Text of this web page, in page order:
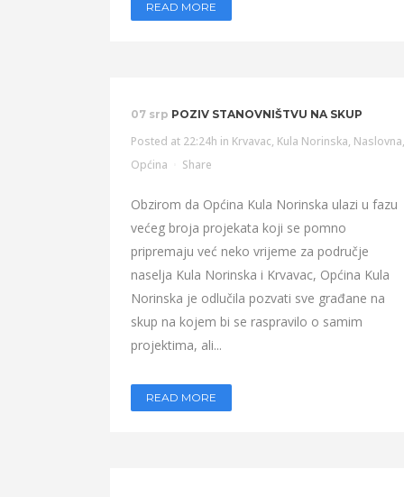
READ MORE
07 srp POZIV STANOVNIŠTVU NA SKUP
Posted at 22:24h in Krvavac, Kula Norinska, Naslovna,
Općina
Share
Obzirom da Općina Kula Norinska ulazi u fazu
većeg broja projekata koji se pomno
pripremaju već neko vrijeme za područje
naselja Kula Norinska i Krvavac, Općina Kula
Norinska je odlučila pozvati sve građane na
skup na kojem bi se raspravilo o samim
projektima, ali...
READ MORE